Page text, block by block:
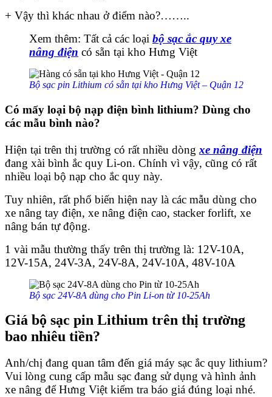
+ Vậy thì khác nhau ở điểm nào?……..
Xem thêm: Tất cả các loại bộ sạc ắc quy xe
nâng điện có sẵn tại kho Hưng Việt
Bộ sạc pin Lithium có sẵn tại kho Hưng Việt – Quận 12
Có mấy loại bộ nạp điện bình lithium? Dùng cho
các mẫu bình nào?
Hiện tại trên thị trường có rất nhiều dòng xe nâng điện
đang xài bình ắc quy Li-on. Chính vì vậy, cũng có rất
nhiều loại bộ nạp cho ắc quy này.
Tuy nhiên, rất phổ biến hiện nay là các mẫu dùng cho
xe nâng tay điện, xe nâng điện cao, stacker forlift, xe
nâng bán tự động.
1 vài mẫu thường thấy trên thị trường là: 12V-10A,
12V-15A, 24V-3A, 24V-8A, 24V-10A, 48V-10A
Bộ sạc 24V-8A dùng cho Pin Li-on từ 10-25Ah
Giá bộ sạc pin Lithium trên thị trường
bao nhiêu tiền?
Anh/chị đang quan tâm đến giá máy sạc ắc quy lithium?
Vui lòng cung cấp mẫu sạc đang sử dụng và hình ảnh
xe nâng để Hưng Việt kiểm tra báo giá đúng loại nhé.